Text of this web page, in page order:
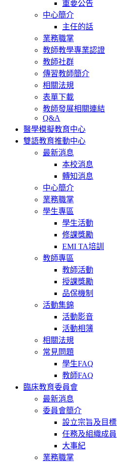
重要公告
中心簡介
主任的話
業務職掌
教師教學專業認證
教師社群
傳習教師簡介
相關法規
表單下載
教師發展相關連結
Q&A
醫學模擬教育中心
雙語教育推動中心
最新消息
本校消息
轉知消息
中心簡介
業務職掌
學生專區
學生活動
修課獎勵
EMI TA培訓
教師專區
教師活動
授課獎勵
品保機制
活動集錦
活動影音
活動相簿
相關法規
常見問題
學生FAQ
教師FAQ
臨床教育委員會
最新消息
委員會簡介
設立宗旨及目標
任務及組織成員
大事紀
業務職掌